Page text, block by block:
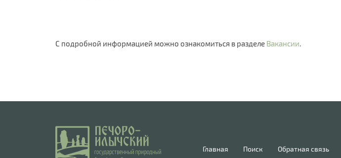
С подробной информацией можно ознакомиться в разделе Вакансии.
Главная Поиск Обратная связь